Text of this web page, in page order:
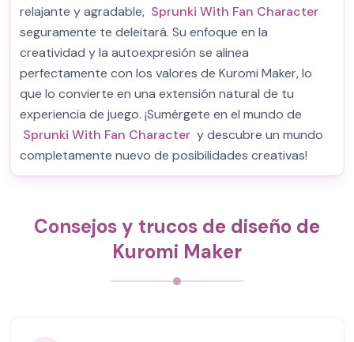
relajante y agradable, Sprunki With Fan Character
seguramente te deleitará. Su enfoque en la
creatividad y la autoexpresión se alinea
perfectamente con los valores de Kuromi Maker, lo
que lo convierte en una extensión natural de tu
experiencia de juego. ¡Sumérgete en el mundo de
Sprunki With Fan Character y descubre un mundo
completamente nuevo de posibilidades creativas!
Consejos y trucos de diseño de
Kuromi Maker